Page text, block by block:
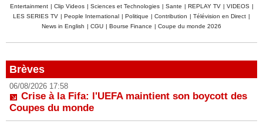
Entertainment | Clip Videos | Sciences et Technologies | Sante | REPLAY TV | VIDEOS |
LES SERIES TV | People International | Politique | Contribution | Télévision en Direct |
News in English | CGU | Bourse Finance | Coupe du monde 2026
Brèves
06/08/2026 17:58
Crise à la Fifa: l'UEFA maintient son boycott des
Coupes du monde